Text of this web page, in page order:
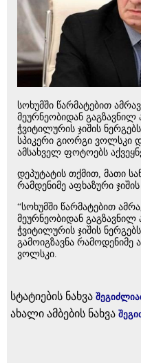
სოხუმში წარმატებით
მეურნეობიდან
ჭვიტილურის ჯიშის
სპიკერი გიორგი ვოლსკი
ამსახველ ფოტოებს
დეპუტატის თქმით, მათი
რამდენიმე აფხაზური
“სოხუმში წარმატებით
მეურნეობიდან
ჭვიტილურის ჯიშის
გამოიგზავნა რამოდენიმე
ვოლსკი.
სტატიების ნახვა
ახალი ამბების ნახვა